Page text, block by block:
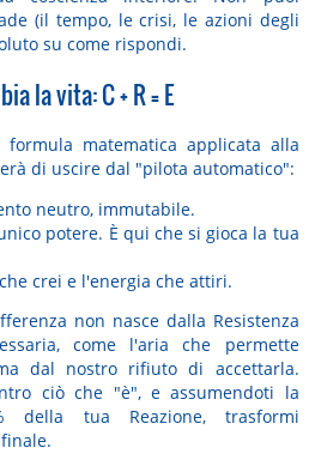
(il tempo, le crisi, le azioni degli
su come rispondi.
la vita: C + R = E
matematica applicata alla
di uscire dal "pilota automatico":
neutro, immutabile.
potere. È qui che si gioca la tua
crei e l'energia che attiri.
non nasce dalla Resistenza
come l'aria che permette
dal nostro rifiuto di accettarla.
ciò che "è", e assumendoti la
della tua Reazione, trasformi